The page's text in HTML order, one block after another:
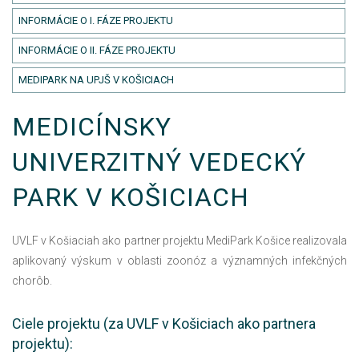
INFORMÁCIE O I. FÁZE PROJEKTU
INFORMÁCIE O II. FÁZE PROJEKTU
MEDIPARK NA UPJŠ V KOŠICIACH
MEDICÍNSKY
UNIVERZITNÝ VEDECKÝ
PARK V KOŠICIACH
UVLF v Košiaciah ako partner projektu MediPark Košice realizovala
aplikovaný výskum v oblasti zoonóz a významných infekčných
chorôb.
Ciele projektu (za UVLF v Košiciach ako partnera
projektu):